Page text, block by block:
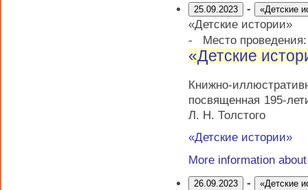
25.09.2023 - «Детские
«Детские истории»
-
Место
«Детские
Книжно-
посвященная 195-
Л. Н. Толстого
«Детские истории»
More information
26.09.2023 - «Детские